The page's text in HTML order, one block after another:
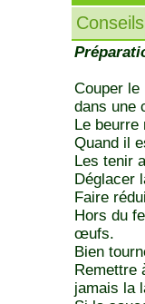
Couper le
dans une
Le beurre
Quand il
Les tenir
Déglacer
Faire
Hors du
œufs.
Bien
Remettre
jamais la